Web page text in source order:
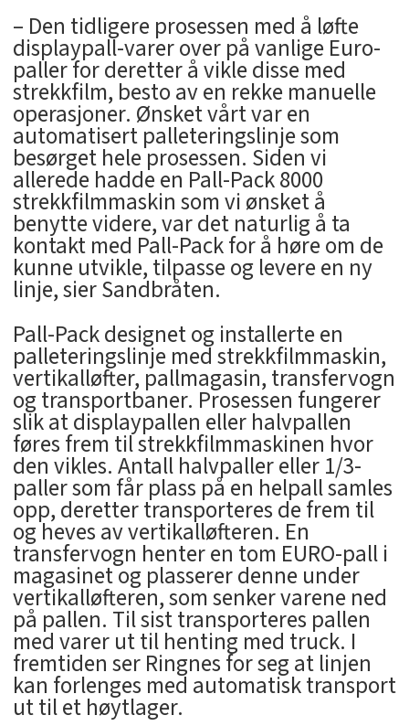
– Den tidligere prosessen med å løfte
displaypall-varer over på vanlige Euro-
paller for deretter å vikle disse med
strekkfilm, besto av en rekke manuelle
operasjoner. Ønsket vårt var en
automatisert palleteringslinje som
besørget hele prosessen. Siden vi
allerede hadde en Pall-Pack 8000
strekkfilmmaskin som vi ønsket å
benytte videre, var det naturlig å ta
kontakt med Pall-Pack for å høre om de
kunne utvikle, tilpasse og levere en ny
linje, sier Sandbråten.
Pall-Pack designet og installerte en
palleteringslinje med strekkfilmmaskin,
vertikalløfter, pallmagasin, transfervogn
og transportbaner. Prosessen fungerer
slik at displaypallen eller halvpallen
føres frem til strekkfilmmaskinen hvor
den vikles. Antall halvpaller eller 1/3-
paller som får plass på en helpall samles
opp, deretter transporteres de frem til
og heves av vertikalløfteren. En
transfervogn henter en tom EURO-pall i
magasinet og plasserer denne under
vertikalløfteren, som senker varene ned
på pallen. Til sist transporteres pallen
med varer ut til henting med truck. I
fremtiden ser Ringnes for seg at linjen
kan forlenges med automatisk transport
ut til et høytlager.